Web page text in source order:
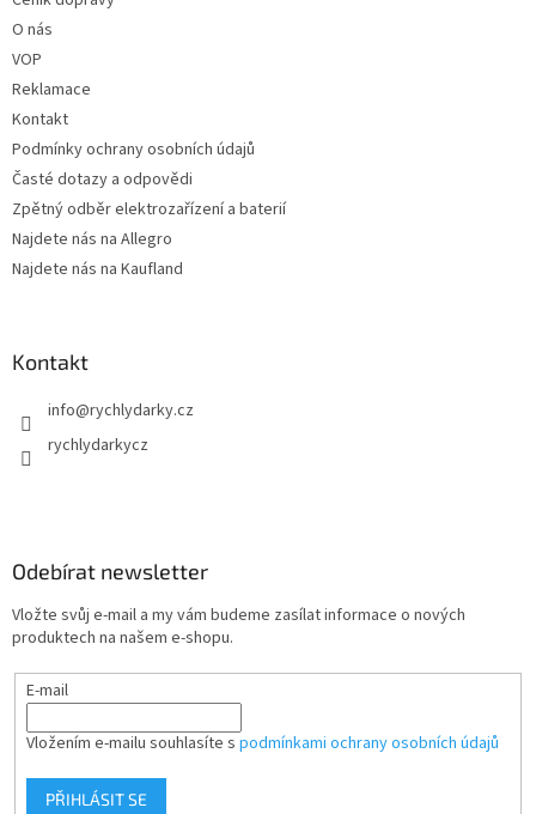
O nás
VOP
Reklamace
Kontakt
Podmínky ochrany osobních údajů
Časté dotazy a odpovědi
Zpětný odběr elektrozařízení a baterií
Najdete nás na Allegro
Najdete nás na Kaufland
Kontakt
info@rychlydarky.cz
rychlydarkycz
Odebírat newsletter
Vložte svůj e-mail a my vám budeme zasílat informace o nových
produktech na našem e-shopu.
E-mail
Vložením e-mailu souhlasíte s podmínkami ochrany osobních údajů
PŘIHLÁSIT SE